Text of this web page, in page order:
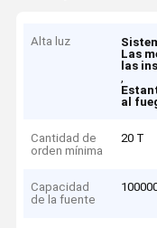
Alta luz
Las
las
,
al
Cantidad de
orden mínima
20 T
Capacidad
de la fuente